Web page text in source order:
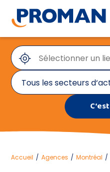
Tous les secteurs
Tous les secteurs
Administration, RH et
Comptabilité, audit et
Accueil / Agences / Montréal /